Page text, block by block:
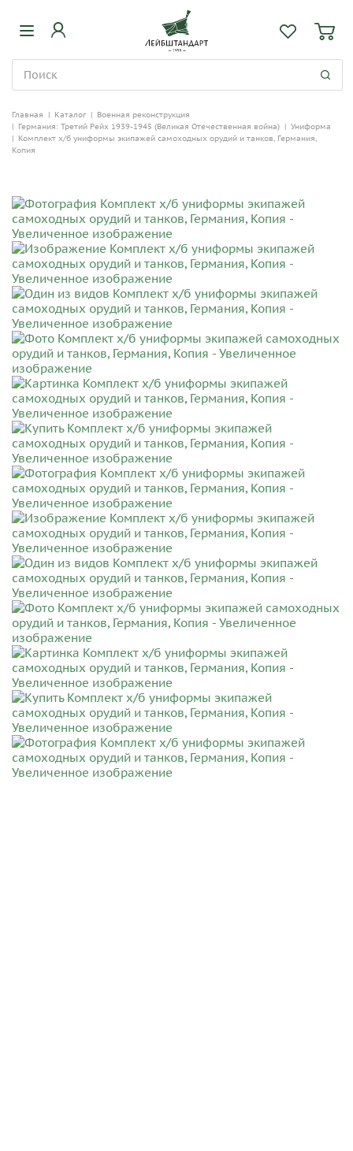
Главная | Каталог | Военная реконструкция
| Германия: Третий Рейх 1939-1945 (Великая Отечественная война) | Униформа
| Комплект х/б униформы экипажей самоходных орудий и танков, Германия,
Копия